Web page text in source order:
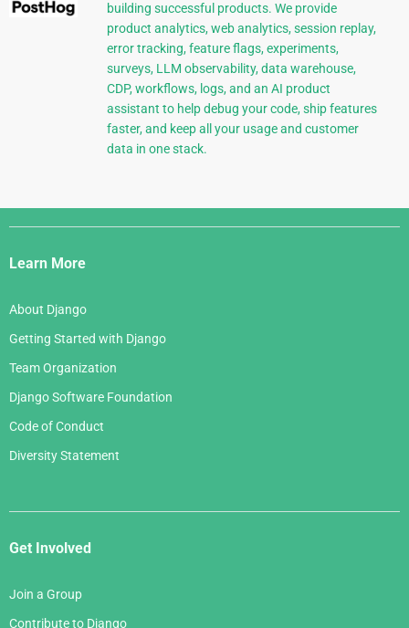
building successful products. We provide
product analytics, web analytics, session replay,
error tracking, feature flags, experiments,
surveys, LLM observability, data warehouse,
CDP, workflows, logs, and an AI product
assistant to help debug your code, ship features
faster, and keep all your usage and customer
data in one stack.
Django
Links
Learn More
About Django
Getting Started with Django
Team Organization
Django Software Foundation
Code of Conduct
Diversity Statement
Get Involved
Join a Group
Contribute to Django